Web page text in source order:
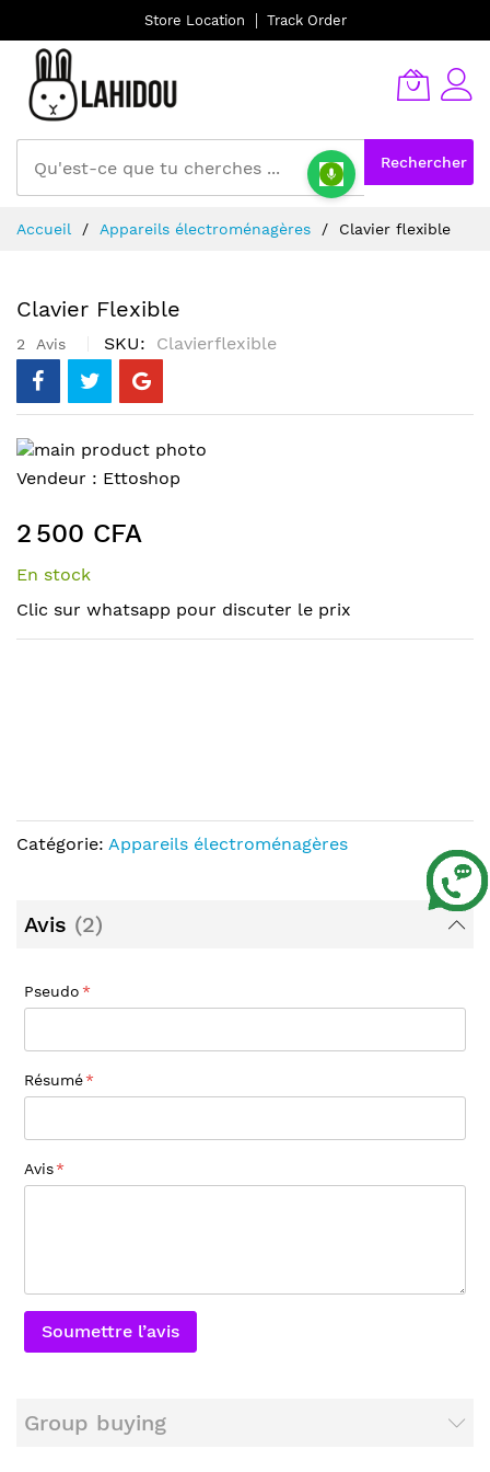
Store Location Track Order
Rechercher
au
Accueil Appareils électroménagères Clavier flexible
Clavier Flexible
2 Avis SKU Clavierflexible
Skip
to
end
of
the
gallery
Skip
the
beginning
of
images
gallery
Vendeur : Ettoshop
2 500 CFA
En stock
Clic sur whatsapp pour discuter le prix
Catégorie: Appareils électroménagères
Avis 2
Pseudo
Résumé
Avis
Soumettre l’avis
Group buying